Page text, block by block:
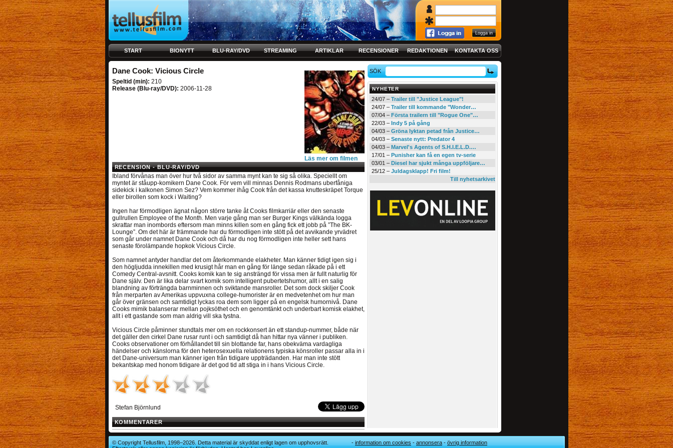
START BIONYTT BLU-RAY/DVD STREAMING ARTIKLAR RECENSIONER REDAKTIONEN KONTAKTA OSS
Dane Cook: Vicious Circle
Läs mer om filmen
Speltid (min): 210
Release (Blu-ray/DVD): 2006-11-28
RECENSION - BLU-RAY/DVD
Ibland förvånas man över hur två sidor av samma mynt kan te sig så olika. Speciellt om
myntet är ståupp-komikern Dane Cook. För vem vill minnas Dennis Rodmans uberfåniga
sidekick i kalkonen Simon Sez? Vem kommer ihåg Cook från det kassa knutteskräpet Torque
eller birollen som kock i Waiting?
Ingen har förmodligen ägnat någon större tanke åt Cooks filmkarriär eller den senaste
gullrullen Employee of the Month. Men varje gång man ser Burger Kings välkända logga
skrattar man inombords eftersom man minns killen som en gång fick ett jobb på ”The BK-
Lounge”. Om det här är främmande har du förmodligen inte stött på det avvikande yrvädret
som går under namnet Dane Cook och då har du nog förmodligen inte heller sett hans
senaste förolämpande hopkok Vicious Circle.
Som namnet antyder handlar det om återkommande elakheter. Man känner tidigt igen sig i
den högljudda innekillen med krusigt hår man en gång för länge sedan råkade på i ett
Comedy Central-avsnitt. Cooks komik kan te sig ansträngd för vissa men är fullt naturlig för
Dane själv. Den är lika delar svart komik som intelligent pubertetshumor, allt i en salig
blandning av förträngda barnminnen och sviktande mansroller. Det som dock skiljer Cook
från merparten av Amerikas uppvuxna college-humorister är en medvetenhet om hur man
går över gränsen och samtidigt lyckas roa dem som ligger på en engelsk humornivå. Dane
Cooks mimik balanserar mellan pojksöthet och en genomtänkt och underbart komisk elakhet,
allt i ett gastande som man aldrig vill ska tystna.
Vicious Circle påminner stundtals mer om en rockkonsert än ett standup-nummer, både när
det gäller den cirkel Dane rusar runt i och samtidigt då han hittar nya vänner i publiken.
Cooks observationer om förhållandet till sin blottande far, hans obekväma vardagliga
händelser och känslorna för den heterosexuella relationens typiska könsroller passar alla in i
det Dane-universum man känner igen från tidigare uppträdanden. Har man inte stött
bekantskap med honom tidigare är det god tid att stiga in i hans Vicious Circle.
Stefan Björnlund
KOMMENTARER
SÖK
NYHETER
24/07 –Trailer till "Justice League"!
24/07 –Trailer till kommande "Wonder…
07/04 –Första trailern till "Rogue One"…
22/03 –Indy 5 på gång
04/03 –Gröna lyktan petad från Justice…
04/03 –Senaste nytt: Predator 4
04/03 –Marvel's Agents of S.H.I.E.L.D.…
17/01 –Punisher kan få en egen tv-serie
03/01 –Diesel har sjukt många uppföljare…
25/12 –Juldagsklapp! Fri film!
Till nyhetsarkivet
© Copyright Tellusfilm, 1998–2026. Detta material är skyddat enligt lagen om upphovsrätt.
information om cookies annonsera övrig information